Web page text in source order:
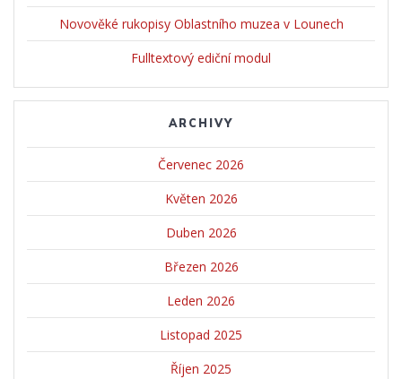
Novověké rukopisy Oblastního muzea v Lounech
Fulltextový ediční modul
ARCHIVY
Červenec 2026
Květen 2026
Duben 2026
Březen 2026
Leden 2026
Listopad 2025
Říjen 2025